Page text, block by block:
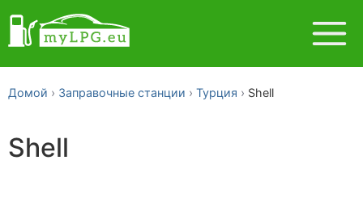
Домой Заправочные станции Турция Shell
Shell